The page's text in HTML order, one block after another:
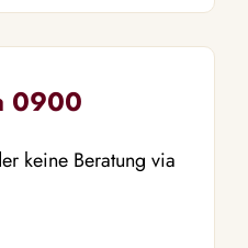
0900
keine Beratung via